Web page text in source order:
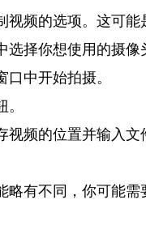
频的选项。这可能
择你想使用的摄像
中开始拍摄。
频的位置并输入文
有不同，你可能